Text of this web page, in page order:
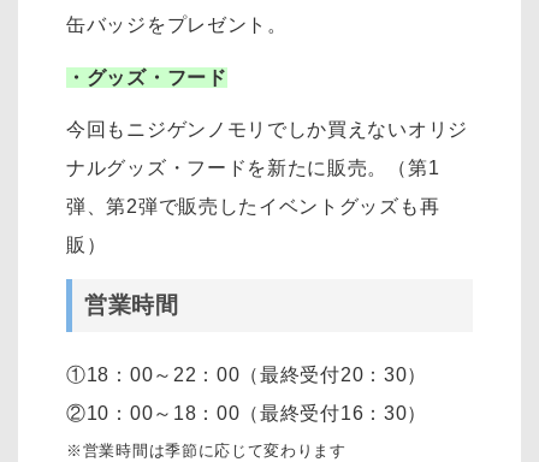
缶バッジをプレゼント。
・グッズ・フード
今回もニジゲンノモリでしか買えないオリジ
ナルグッズ・フードを新たに販売。（第1
弾、第2弾で販売したイベントグッズも再
販）
営業時間
①18：00～22：00（最終受付20：30）
②10：00～18：00（最終受付16：30）
※営業時間は季節に応じて変わります